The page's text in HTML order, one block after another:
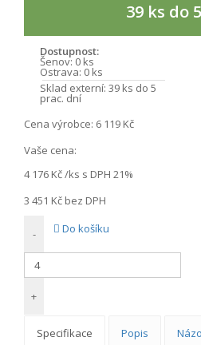
39 ks do
Dostupnost:
Šenov: 0 ks
Ostrava: 0 ks
Sklad externí: 39 ks do 5
prac. dní
Cena výrobce: 6 119 Kč
Vaše cena:
4 176 Kč/ks s DPH 21%
3 451 Kč bez DPH
-
+
Do košíku
Specifikace Popis